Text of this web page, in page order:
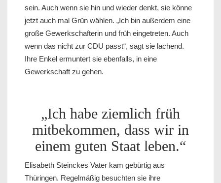
sein. Auch wenn sie hin und wieder denkt, sie könne
jetzt auch mal Grün wählen. „Ich bin außerdem eine
große Gewerkschafterin und früh eingetreten. Auch
wenn das nicht zur CDU passt“, sagt sie lachend.
Ihre Enkel ermuntert sie ebenfalls, in eine
Gewerkschaft zu gehen.
„Ich habe ziemlich früh
mitbekommen, dass wir in
einem guten Staat leben.“
Elisabeth Steinckes Vater kam gebürtig aus
Thüringen. Regelmäßig besuchten sie ihre